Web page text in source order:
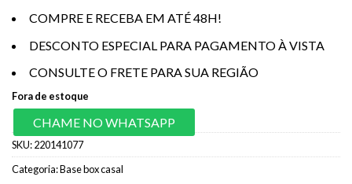
COMPRE E RECEBA EM ATÉ 48H!
DESCONTO ESPECIAL PARA PAGAMENTO À VISTA
CONSULTE O FRETE PARA SUA REGIÃO
Fora de estoque
CHAME NO WHATSAPP
SKU:220141077
Categoria:Base box casal